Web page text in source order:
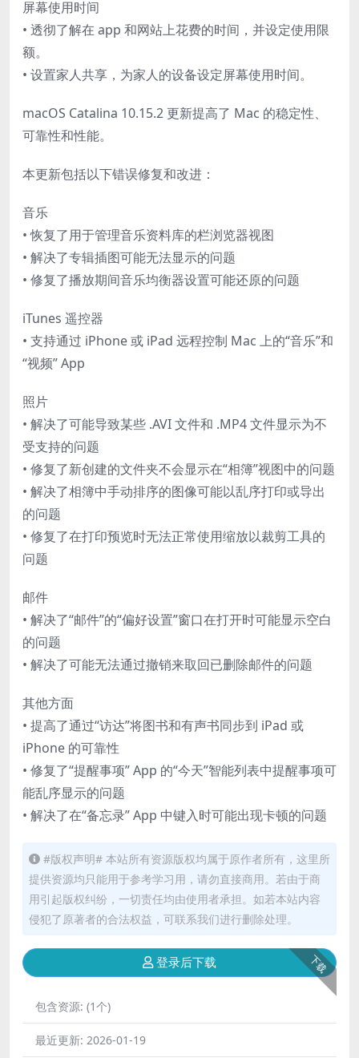
屏幕使用时间
• 透彻了解在 app 和网站上花费的时间，并设定使用限
额。
• 设置家人共享，为家人的设备设定屏幕使用时间。
macOS Catalina 10.15.2 更新提高了 Mac 的稳定性、
可靠性和性能。
本更新包括以下错误修复和改进：
音乐
• 恢复了用于管理音乐资料库的栏浏览器视图
• 解决了专辑插图可能无法显示的问题
• 修复了播放期间音乐均衡器设置可能还原的问题
iTunes 遥控器
• 支持通过 iPhone 或 iPad 远程控制 Mac 上的“音乐”和
“视频” App
照片
• 解决了可能导致某些 .AVI 文件和 .MP4 文件显示为不
受支持的问题
• 修复了新创建的文件夹不会显示在“相簿”视图中的问题
• 解决了相簿中手动排序的图像可能以乱序打印或导出
的问题
• 修复了在打印预览时无法正常使用缩放以裁剪工具的
问题
邮件
• 解决了“邮件”的“偏好设置”窗口在打开时可能显示空白
的问题
• 解决了可能无法通过撤销来取回已删除邮件的问题
其他方面
• 提高了通过“访达”将图书和有声书同步到 iPad 或
iPhone 的可靠性
• 修复了“提醒事项” App 的“今天”智能列表中提醒事项可
能乱序显示的问题
• 解决了在“备忘录” App 中键入时可能出现卡顿的问题
#版权声明# 本站所有资源版权均属于原作者所有，这里所
提供资源均只能用于参考学习用，请勿直接商用。若由于商
用引起版权纠纷，一切责任均由使用者承担。如若本站内容
侵犯了原著者的合法权益，可联系我们进行删除处理。
下载
登录后下载
包含资源: (1个)
最近更新: 2026-01-19